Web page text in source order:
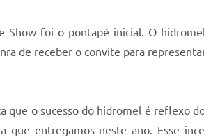
Show foi o pontapé inicial. O
de receber o convite para
que o sucesso do hidromel é reflexo
entregamos neste ano. Esse